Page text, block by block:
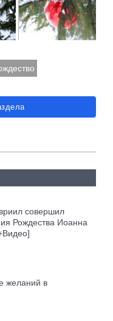
совершил
Рождества Иоанна
желаний в